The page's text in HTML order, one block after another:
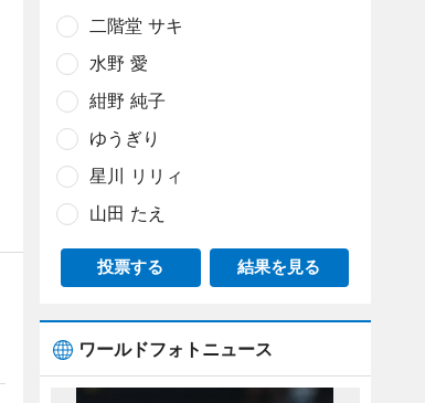
二階堂 サキ
水野 愛
紺野 純子
ゆうぎり
星川 リリィ
山田 たえ
投票する 結果を見る
ワールドフォトニュース